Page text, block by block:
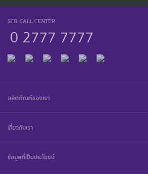
SCB CALL CENTER
0 2777 7777
ผลิตภัณฑ์ของเรา
เกี่ยวกับเรา
ข้อมูลที่เป็นประโยชน์